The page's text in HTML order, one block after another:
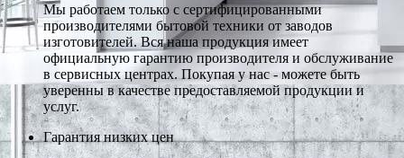
Мы работаем только с сертифицированными
производителями бытовой техники от заводов
изготовителей. Вся наша продукция имеет
официальную гарантию производителя и обслуживание
в сервисных центрах. Покупая у нас - можете быть
уверенны в качестве предоставляемой продукции и
услуг.
Гарантия низких цен